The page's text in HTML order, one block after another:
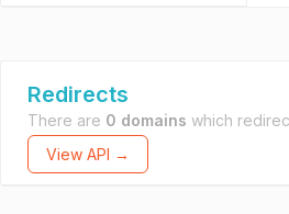
Redirects
There are 0 domains which
View API →